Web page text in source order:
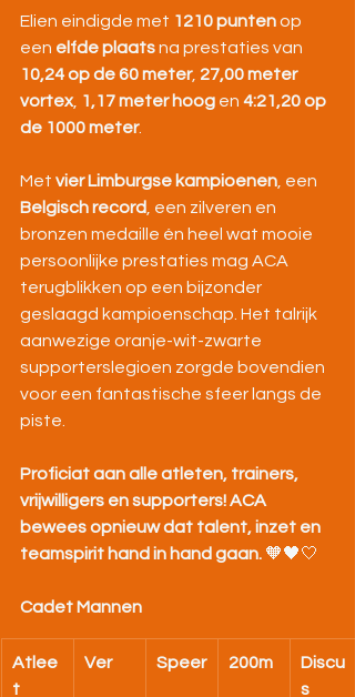
Elien eindigde met 1210 punten op
een elfde plaats na prestaties van
10,24 op de 60 meter, 27,00 meter
vortex, 1,17 meter hoog en 4:21,20 op
de 1000 meter.
Met vier Limburgse kampioenen , een
Belgisch record
, een zilveren en
bronzen medaille én heel wat mooie
persoonlijke prestaties mag ACA
terugblikken op een bijzonder
geslaagd kampioenschap. Het talrijk
aanwezige oranje-wit-zwarte
supporterslegioen zorgde bovendien
voor een fantastische sfeer langs de
piste.
Proficiat aan alle atleten, trainers,
vrijwilligers en supporters! ACA
bewees opnieuw dat talent, inzet en
teamspirit hand in hand gaan. 🧡🖤🤍
Cadet Mannen
Atlee
t
Ver Speer 200m
Discu
s